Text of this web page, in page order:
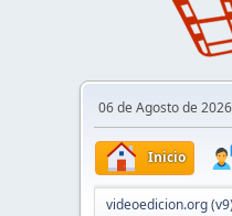
06 de Agosto de
Inicio
videoedicion.org (v9)